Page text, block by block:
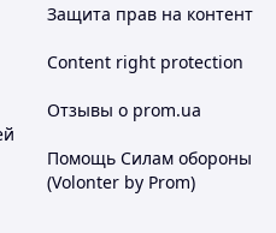
Защита прав на контент
Content right protection
Отзывы о prom.ua
Помощь Силам обороны
(Volonter by Prom)